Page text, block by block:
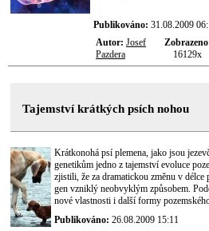
Publikováno: 31.08.2009
Autor: Josef
Pazdera
16129x
Tajemství krátkých psích nohou
Krátkonohá psí plemena, jako jsou
genetikům jedno z tajemství evoluce
zjistili, že za dramatickou změnu v
gen vzniklý neobvyklým způsobem.
nové vlastnosti i další formy
Publikováno: 26.08.2009 15:11